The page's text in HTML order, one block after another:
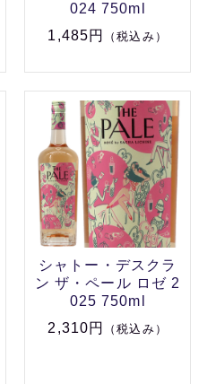
024 750ml
1,485円
（税込み）
シャトー・デスクラ
ン ザ・ペール ロゼ 2
025 750ml
2,310円
（税込み）